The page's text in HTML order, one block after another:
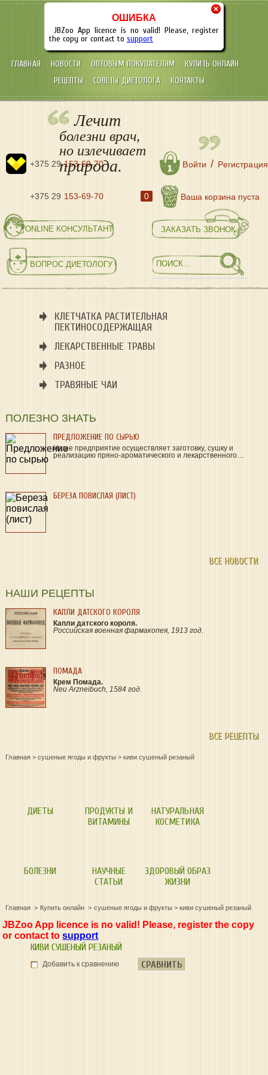
ОШИБКА
JBZoo App licence is no valid! Please, register
the copy or contact to support
ГЛАВНАЯ НОВОСТИ ОПТОВЫМ ПОКУПАТЕЛЯМ
КУПИТЬ ОНЛАЙН
РЕЦЕПТЫ
СОВЕТЫ ДИЕТОЛОГА КОНТАКТЫ
+375 29 153-69-70
+375 29 153-69-70
Лечит
болезни врач,
но излечивает
природа. Войти / Регистрация
0 Ваша корзина пуста
ЗАКАЗАТЬ ЗВОНОК
ВОПРОС ДИЕТОЛОГУ
ONLINE КОНСУЛЬТАНТ
КЛЕТЧАТКА РАСТИТЕЛЬНАЯ
ПЕКТИНОСОДЕРЖАЩАЯ
ЛЕКАРСТВЕННЫЕ ТРАВЫ
РАЗНОЕ
ТРАВЯНЫЕ ЧАИ
ПОЛЕЗНО ЗНАТЬ
ПРЕДЛОЖЕНИЕ ПО СЫРЬЮ
Наше предприятие осуществляет заготовку, сушку и
реализацию пряно-ароматического и лекарственного…
БЕРЕЗА ПОВИСЛАЯ (ЛИСТ)
ВСЕ НОВОСТИ
НАШИ РЕЦЕПТЫ
КАПЛИ ДАТСКОГО КОРОЛЯ
Капли датского короля.
Российская военная фармакопея, 1913 год.
ПОМАДА
Крем Помада.
Neu Arzneibuch, 1584 год.
ВСЕ РЕЦЕПТЫ
Главная > сушеные ягоды и фрукты>киви сушеный резаный
ДИЕТЫ
ПРОДУКТЫ И
ВИТАМИНЫ
НАТУРАЛЬНАЯ
КОСМЕТИКА
БОЛЕЗНИ
НАУЧНЫЕ
СТАТЬИ
ЗДОРОВЫЙ ОБРАЗ
ЖИЗНИ
Главная Купить онлайн сушеные ягоды и фрукты>киви сушеный резаный
JBZoo App licence is no valid! Please, register the copy
or contact tosupport
КИВИ СУШЕНЫЙ РЕЗАНЫЙ
Добавить к сравнению СРАВНИТЬ